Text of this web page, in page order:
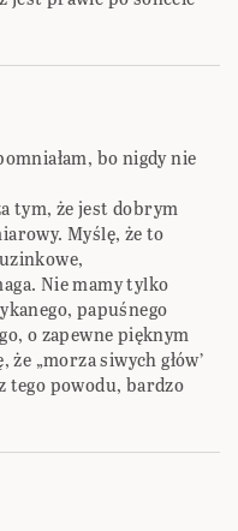
bo nigdy nie
tym, że jest dobrym
Myślę, że to
Nie mamy tylko
papuśnego
o zapewne pięknym
„morza siwych głów’
tego powodu, bardzo